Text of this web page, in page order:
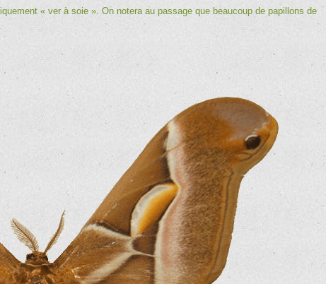
« ver à soie ». On notera au passage que beaucoup de papillons de